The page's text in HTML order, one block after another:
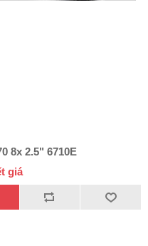
8x 2.5" 6710E
giá